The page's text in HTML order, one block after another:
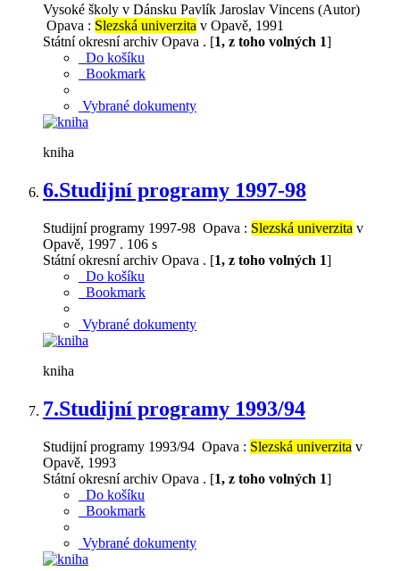
Vysoké školy v Dánsku Pavlík Jaroslav Vincens (Autor)
Opava : Slezská univerzita v Opavě, 1991
Státní okresní archiv Opava . [1, z toho volných 1]
Do košíku
Bookmark
Vybrané dokumenty
kniha
6.Studijní programy 1997-98
Studijní programy 1997-98 Opava : Slezská univerzita v
Opavě, 1997 . 106 s
Státní okresní archiv Opava . [1, z toho volných 1]
Do košíku
Bookmark
Vybrané dokumenty
kniha
7.Studijní programy 1993/94
Studijní programy 1993/94 Opava : Slezská univerzita v
Opavě, 1993
Státní okresní archiv Opava . [1, z toho volných 1]
Do košíku
Bookmark
Vybrané dokumenty